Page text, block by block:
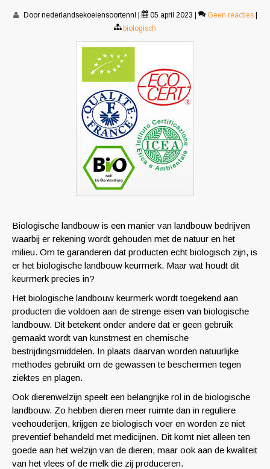
Door nederlandsekoeiensoortennl 05 april 2023 Geen reacties
biologisch
Biologische landbouw is een manier van landbouw bedrijven
waarbij er rekening wordt gehouden met de natuur en het
milieu. Om te garanderen dat producten echt biologisch zijn, is
er het biologische landbouw keurmerk. Maar wat houdt dit
keurmerk precies in?
Het biologische landbouw keurmerk wordt toegekend aan
producten die voldoen aan de strenge eisen van biologische
landbouw. Dit betekent onder andere dat er geen gebruik
gemaakt wordt van kunstmest en chemische
bestrijdingsmiddelen. In plaats daarvan worden natuurlijke
methodes gebruikt om de gewassen te beschermen tegen
ziektes en plagen.
Ook dierenwelzijn speelt een belangrijke rol in de biologische
landbouw. Zo hebben dieren meer ruimte dan in reguliere
veehouderijen, krijgen ze biologisch voer en worden ze niet
preventief behandeld met medicijnen. Dit komt niet alleen ten
goede aan het welzijn van de dieren, maar ook aan de kwaliteit
van het vlees of de melk die zij produceren.